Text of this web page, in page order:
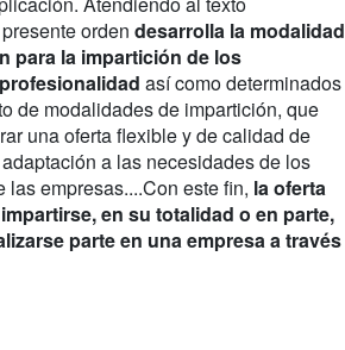
orden desarrolla la modalidad
para la impartición de los
así como determinados
de modalidades de impartición, que
una oferta flexible y de calidad de
a las necesidades de los
las empresas....Con este fin, la oferta
en su totalidad o en parte,
parte en una empresa a través